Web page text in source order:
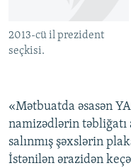
2013-cü il prezident
seçkisi.
«Mətbuatda əsasən
namizədlərin təbliğatı
salınmış şəxslərin
İstənilən ərazidən